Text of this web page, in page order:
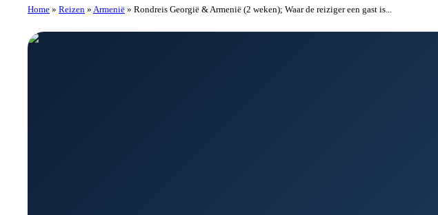
Home » Reizen » Armenië » Rondreis Georgië & Armenië (2 weken); Waar de reiziger een gast is...